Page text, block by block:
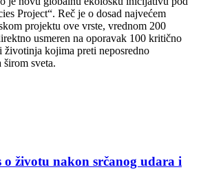
Project“. Reč je o dosad najvećem
projektu ove vrste, vrednom 200
usmeren na oporavak 100 kritično
životinja kojima preti neposredno
sveta.
o životu nakon srčanog udara i